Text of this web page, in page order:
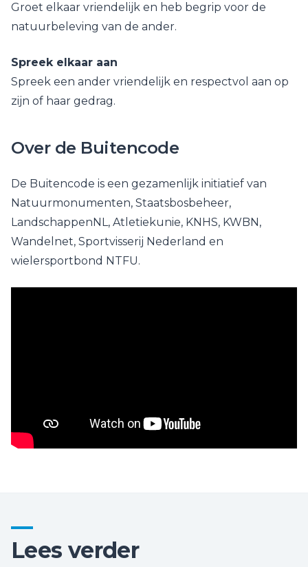
Groet elkaar vriendelijk en heb begrip voor de
natuurbeleving van de ander.
Spreek elkaar aan
Spreek een ander vriendelijk en respectvol aan op
zijn of haar gedrag.
Over de Buitencode
De Buitencode is een gezamenlijk initiatief van
Natuurmonumenten, Staatsbosbeheer,
LandschappenNL, Atletiekunie, KNHS, KWBN,
Wandelnet, Sportvisserij Nederland en
wielersportbond NTFU.
Lees verder